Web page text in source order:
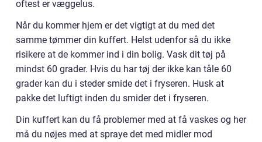
oftest er væggelus.
Når du kommer hjem er det vigtigt at du med det
samme tømmer din kuffert. Helst udenfor så du ikke
risikere at de kommer ind i din bolig. Vask dit tøj på
mindst 60 grader. Hvis du har tøj der ikke kan tåle 60
grader kan du i steder smide det i fryseren. Husk at
pakke det luftigt inden du smider det i fryseren.
Din kuffert kan du få problemer med at få vaskes og her
må du nøjes med at spraye det med midler mod